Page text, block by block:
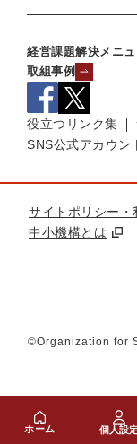
ホーム 個人設
経営課題解決メニ
取組事例
役立つリンク集
SNS公式アカウン
サイトポリシー・
中小機構とは
©Organization for